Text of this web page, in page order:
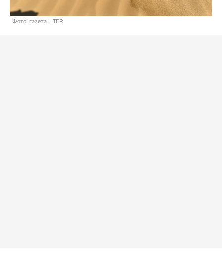
Фото: газета LITER